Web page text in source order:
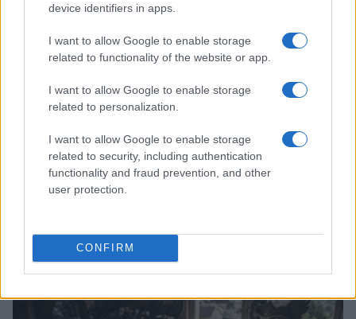
device identifiers in apps.
I want to allow Google to enable storage
related to functionality of the website or app.
I want to allow Google to enable storage
related to personalization.
I want to allow Google to enable storage
related to security, including authentication
functionality and fraud prevention, and other
user protection.
CONFIRM
Boom del settore tech italiano: 652 milioni in venture
NERD NEWS